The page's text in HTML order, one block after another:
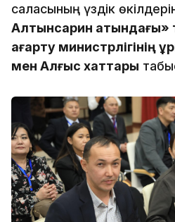
саласының үздік
Алтынсарин атындағы»
ағарту министрлігінің
мен Алғыс хаттары